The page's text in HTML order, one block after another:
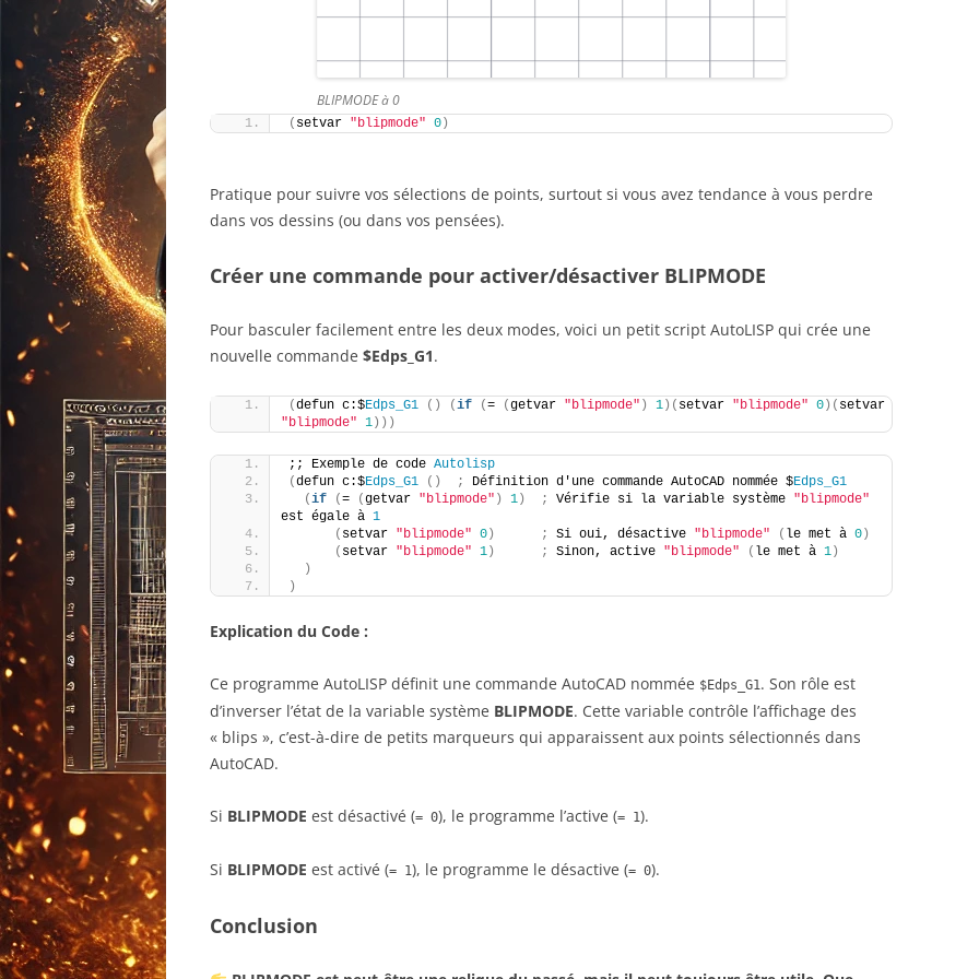
BLIPMODE à 0
( setvar "blipmode" 0 )
Pratique pour suivre vos sélections de points, surtout si vous avez tendance à vous perdre
dans vos dessins (ou dans vos pensées).
Créer une commande pour activer/désactiver BLIPMODE
Pour basculer facilement entre les deux modes, voici un petit script AutoLISP qui crée une
nouvelle commande $Edps_G1.
(defun c:$Edps_G1 () (if (= (getvar "blipmode" ) 1 )( setvar "blipmode" 0 )(
setvar
"blipmode" 1 )))
;; Exemple de code Autolisp
(defun c:$Edps_G1 () ; Définition d'une commande AutoCAD nommée $Edps_G1
(if (= (getvar "blipmode" ) 1 ) ; Vérifie si la variable système "blipmode"
est égale à 1
( setvar "blipmode" 0 ) ; Si oui, désactive "blipmode" ( le met à 0 )
( setvar "blipmode" 1 ) ; Sinon, active "blipmode" ( le met à 1 )
)
)
Explication du Code :
Ce programme AutoLISP définit une commande AutoCAD nommée $Edps_G1. Son rôle est
d’inverser l’état de la variable système BLIPMODE. Cette variable contrôle l’affichage des
« blips », c’est-à-dire de petits marqueurs qui apparaissent aux points sélectionnés dans
AutoCAD.
Si BLIPMODE est désactivé (= 0), le programme l’active (= 1).
Si BLIPMODE est activé (= 1), le programme le désactive (= 0).
Conclusion